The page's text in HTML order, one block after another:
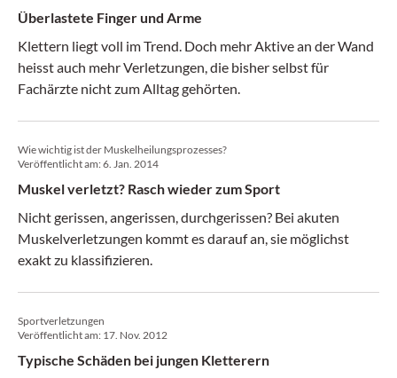
Überlastete Finger und Arme
Klettern liegt voll im Trend. Doch mehr Aktive an der Wand
heisst auch mehr Verletzungen, die bisher selbst für
Fachärzte nicht zum Alltag gehörten.
Wie wichtig ist der Muskelheilungsprozesses?
Veröffentlicht am:6. Jan. 2014
Muskel verletzt? Rasch wieder zum Sport
Nicht gerissen, angerissen, durchgerissen? Bei akuten
Muskelverletzungen kommt es darauf an, sie möglichst
exakt zu klassifizieren.
Sportverletzungen
Veröffentlicht am: 17. Nov. 2012
Typische Schäden bei jungen Kletterern